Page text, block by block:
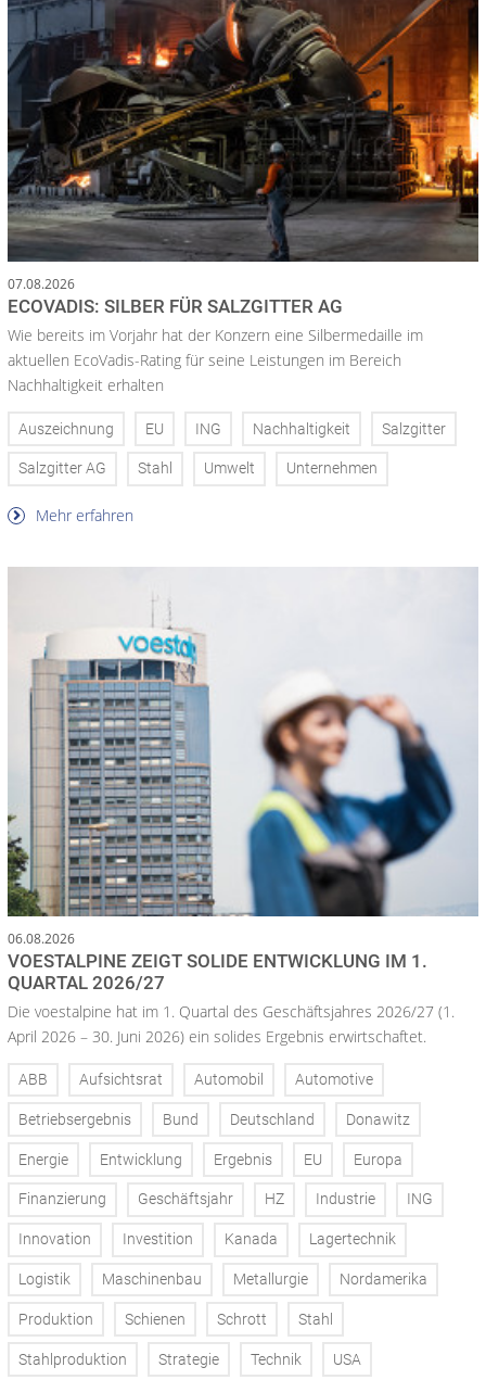
07.08.2026
ECOVADIS: SILBER FÜR SALZGITTER AG
Wie bereits im Vorjahr hat der Konzern eine Silbermedaille im
aktuellen EcoVadis-Rating für seine Leistungen im Bereich
Nachhaltigkeit erhalten
Auszeichnung EU ING Nachhaltigkeit Salzgitter
Salzgitter AG Stahl Umwelt Unternehmen
Mehr erfahren
06.08.2026
VOESTALPINE ZEIGT SOLIDE ENTWICKLUNG IM 1.
QUARTAL 2026/27
Die voestalpine hat im 1. Quartal des Geschäftsjahres 2026/27 (1.
April 2026 – 30. Juni 2026) ein solides Ergebnis erwirtschaftet.
ABB Aufsichtsrat Automobil Automotive
Betriebsergebnis Bund Deutschland Donawitz
Energie Entwicklung Ergebnis EU Europa
Finanzierung Geschäftsjahr HZ Industrie ING
Innovation Investition Kanada Lagertechnik
Logistik Maschinenbau Metallurgie Nordamerika
Produktion Schienen Schrott Stahl
Stahlproduktion Strategie Technik USA